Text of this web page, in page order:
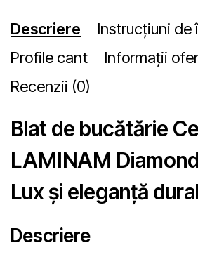
Descriere
Instrucțiuni de
Profile cant
Informații
Recenzii (0)
Blat de bucătărie
LAMINAM
Lux și eleganță
Descriere